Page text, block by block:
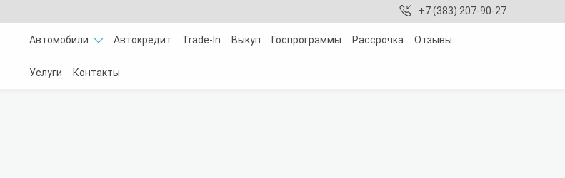
+7 (383) 207-90-27
Автомобили Автокредит Trade-In Выкуп Госпрограммы Рассрочка Отзывы
Услуги Контакты